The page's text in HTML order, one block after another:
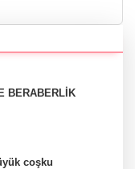
BERABERLİK
coşku